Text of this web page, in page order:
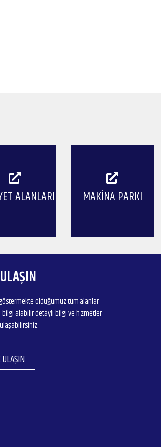
ALANLARI MAKINA PARKI
olduğumuz tüm alanlar
bilgi alabilir detaylı bilgi ve hizmetler